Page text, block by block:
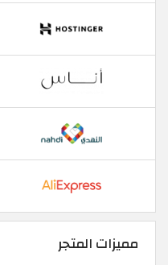
مميزات المتجر